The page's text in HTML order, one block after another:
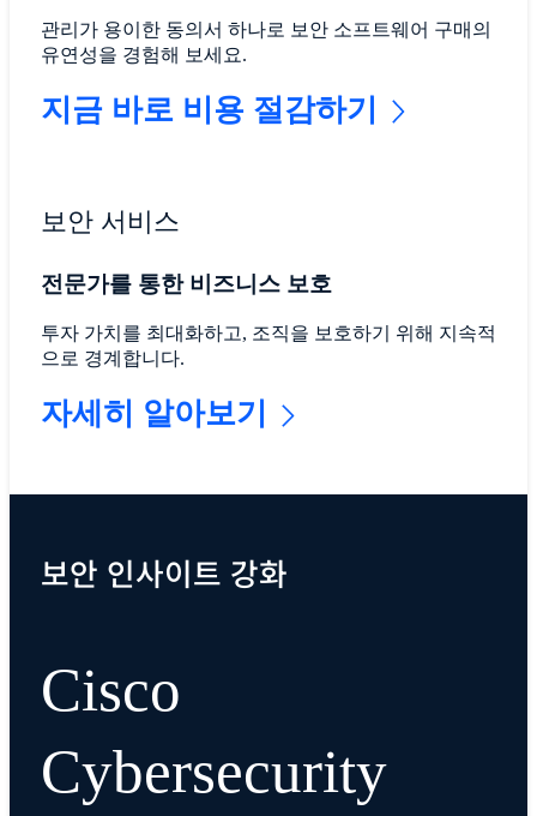
관리가 용이한 동의서 하나로 보안 소프트웨어 구매의
유연성을 경험해 보세요.
지금 바로 비용 절감하기
보안 서비스
전문가를 통한 비즈니스 보호
투자 가치를 최대화하고, 조직을 보호하기 위해 지속적
으로 경계합니다.
자세히 알아보기
보안 인사이트 강화
Cisco
Cybersecurity